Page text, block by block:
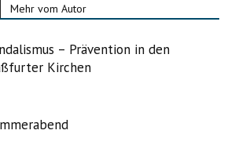
Mehr vom Autor
– Prävention in den
Kirchen